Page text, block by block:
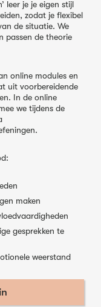
leer je je eigen stijl
zodat je flexibel
de situatie. We
passen de theorie
online modules en
uit voorbereidende
In de online
we tijdens de
maken
gesprekken te
weerstand